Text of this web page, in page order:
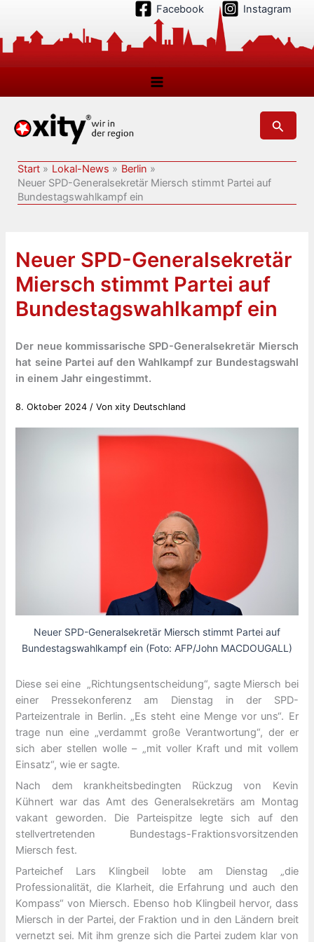
springen
Facebook Instagram
Suchen
Start Lokal-News
Berlin
Neuer SPD-Generalsekretär Miersch stimmt Partei auf
Bundestagswahlkampf ein
Neuer SPD-Generalsekretär
Miersch stimmt Partei auf
Bundestagswahlkampf ein
Der neue kommissarische SPD-Generalsekretär Miersch
hat seine Partei auf den Wahlkampf zur Bundestagswahl
in einem Jahr eingestimmt.
8. Oktober 2024 / Vonxity Deutschland
Neuer SPD-Generalsekretär Miersch stimmt Partei auf
Bundestagswahlkampf ein (Foto: AFP/John MACDOUGALL)
Diese sei eine „Richtungsentscheidung“, sagte Miersch bei
einer Pressekonferenz am Dienstag in der SPD-
Parteizentrale in Berlin. „Es steht eine Menge vor uns“. Er
trage nun eine „verdammt große Verantwortung“, der er
sich aber stellen wolle – „mit voller Kraft und mit vollem
Einsatz“, wie er sagte.
Nach dem krankheitsbedingten Rückzug von Kevin
Kühnert war das Amt des Generalsekretärs am Montag
vakant geworden. Die Parteispitze legte sich auf den
stellvertretenden Bundestags-Fraktionsvorsitzenden
Miersch fest.
Parteichef Lars Klingbeil lobte am Dienstag „die
Professionalität, die Klarheit, die Erfahrung und auch den
Kompass“ von Miersch. Ebenso hob Klingbeil hervor, dass
Miersch in der Partei, der Fraktion und in den Ländern breit
vernetzt sei. Mit ihm grenze sich die Partei zudem klar von